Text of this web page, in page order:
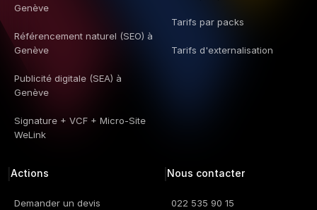
Genève
Référencement naturel (SEO) à
Genève
Publicité digitale (SEA) à
Genève
Signature + VCF + Micro-Site
WeLink
Tarifs par packs
Tarifs d'externalisation
Actions
Demander un devis
Nous contacter
022 535 90 15